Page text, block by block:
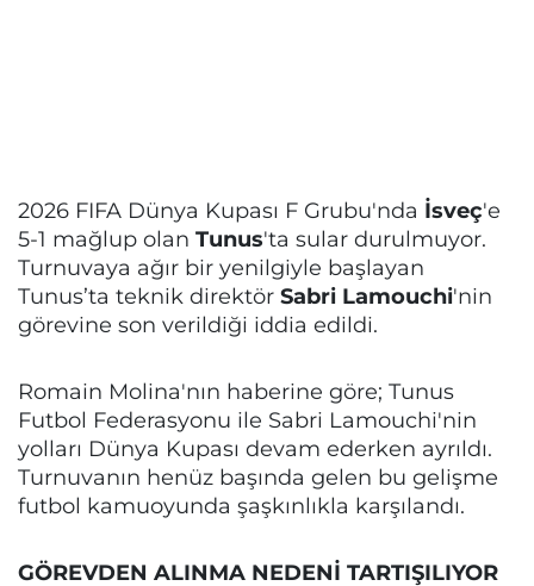
2026 FIFA Dünya Kupası F Grubu'nda İsveç'e
5-1 mağlup olan Tunus'ta sular durulmuyor.
Turnuvaya ağır bir yenilgiyle başlayan
Tunus’ta teknik direktör Sabri Lamouchi'nin
görevine son verildiği iddia edildi.
Romain Molina'nın haberine göre; Tunus
Futbol Federasyonu ile Sabri Lamouchi'nin
yolları Dünya Kupası devam ederken ayrıldı.
Turnuvanın henüz başında gelen bu gelişme
futbol kamuoyunda şaşkınlıkla karşılandı.
GÖREVDEN ALINMA NEDENİ TARTIŞILIYOR